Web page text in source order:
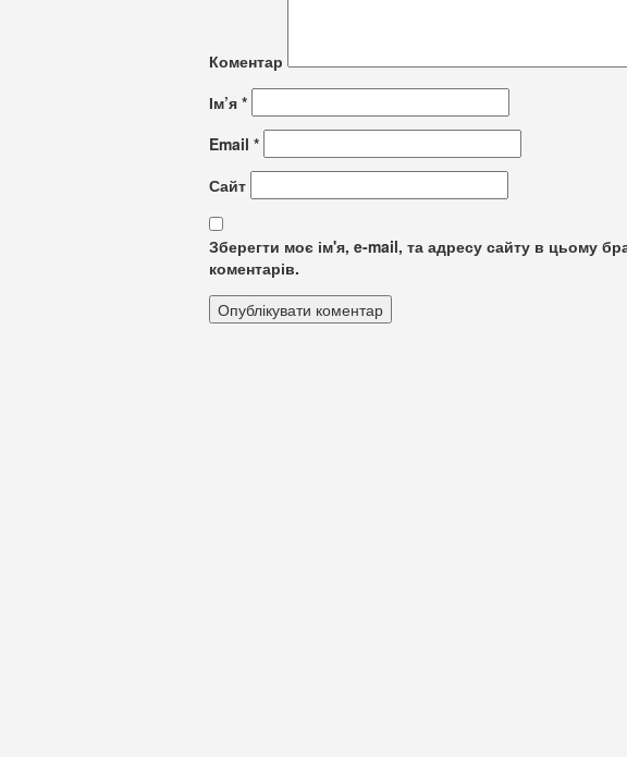
Коментар
Ім’я *
Email *
Сайт
Зберегти моє ім'я, e-mail, та адресу сайту в цьому
коментарів.